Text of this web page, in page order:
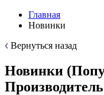
Главная
Новинки
Вернуться назад
Новинки